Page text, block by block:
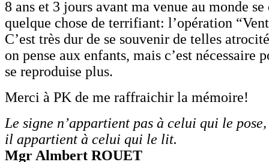
8 ans et 3 jours avant ma venue au monde
quelque chose de terrifiant: l’opération
C’est très dur de se souvenir de telles
on pense aux enfants, mais c’est nécessaire
se reproduise plus.
Merci à PK de me raffraichir la mémoire!
Le signe n’appartient pas à celui qui le pose,
il appartient à celui qui le lit.
Mgr Almbert ROUET